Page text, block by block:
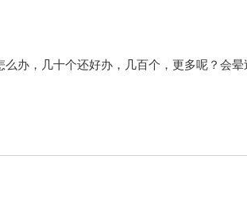
办，几十个还好办，几百个，更多呢？会晕